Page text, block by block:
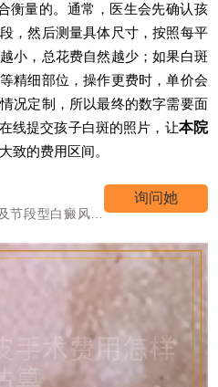
衡量的。通常，医生会先确认孩
，然后测量具体尺寸，按照每平
小，总花费自然越少；如果白斑
精细部位，操作更费时，单价会
况定制，所以最终的数字需要面
线提交孩子白斑的照片，让本院
致的费用区间。
风的诊治
询问她